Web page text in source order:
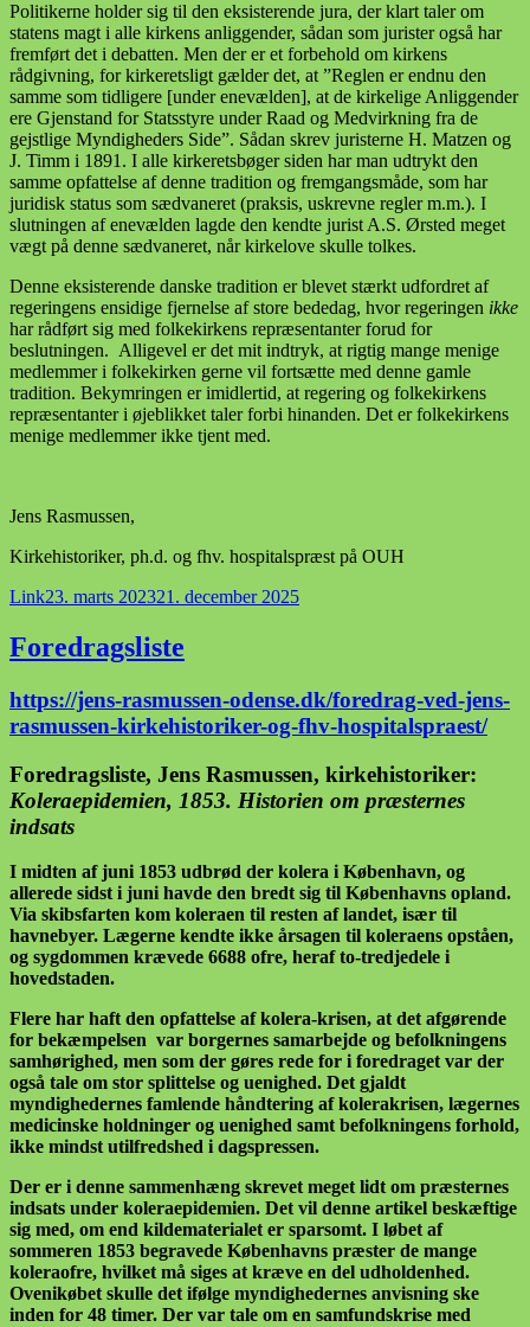
Politikerne holder sig til den eksisterende jura, der klart taler om
statens magt i alle kirkens anliggender, sådan som jurister også har
fremført det i debatten. Men der er et forbehold om kirkens
rådgivning, for kirkeretsligt gælder det, at ”Reglen er endnu den
samme som tidligere [under enevælden], at de kirkelige Anliggender
ere Gjenstand for Statsstyre under Raad og Medvirkning fra de
gejstlige Myndigheders Side”. Sådan skrev juristerne H. Matzen og
J. Timm i 1891. I alle kirkeretsbøger siden har man udtrykt den
samme opfattelse af denne tradition og fremgangsmåde, som har
juridisk status som sædvaneret (praksis, uskrevne regler m.m.). I
slutningen af enevælden lagde den kendte jurist A.S. Ørsted meget
vægt på denne sædvaneret, når kirkelove skulle tolkes.
Denne eksisterende danske tradition er blevet stærkt udfordret af
regeringens ensidige fjernelse af store bededag, hvor regeringen ikke
har rådført sig med folkekirkens repræsentanter forud for
beslutningen. Alligevel er det mit indtryk, at rigtig mange menige
medlemmer i folkekirken gerne vil fortsætte med denne gamle
tradition. Bekymringen er imidlertid, at regering og folkekirkens
repræsentanter i øjeblikket taler forbi hinanden. Det er folkekirkens
menige medlemmer ikke tjent med.
Jens Rasmussen,
Kirkehistoriker, ph.d. og fhv. hospitalspræst på OUH
Format
LinkUdgivet
23. marts 202321. december 2025
Foredragsliste
https://jens-rasmussen-odense.dk/foredrag-ved-jens-
rasmussen-kirkehistoriker-og-fhv-hospitalspraest/
Foredragsliste, Jens Rasmussen, kirkehistoriker:
Koleraepidemien, 1853. Historien om præsternes
indsats
I midten af juni 1853 udbrød der kolera i København, og
allerede sidst i juni havde den bredt sig til Københavns opland.
Via skibsfarten kom koleraen til resten af landet, især til
havnebyer. Lægerne kendte ikke årsagen til koleraens opståen,
og sygdommen krævede 6688 ofre, heraf to-tredjedele i
hovedstaden.
Flere har haft den opfattelse af kolera-krisen, at det afgørende
for bekæmpelsen var borgernes samarbejde og befolkningens
samhørighed, men som der gøres rede for i foredraget var der
også tale om stor splittelse og uenighed. Det gjaldt
myndighedernes famlende håndtering af kolerakrisen, lægernes
medicinske holdninger og uenighed samt befolkningens forhold,
ikke mindst utilfredshed i dagspressen.
Der er i denne sammenhæng skrevet meget lidt om præsternes
indsats under koleraepidemien. Det vil denne artikel beskæftige
sig med, om end kildematerialet er sparsomt. I løbet af
sommeren 1853 begravede Københavns præster de mange
koleraofre, hvilket må siges at kræve en del udholdenhed.
Ovenikøbet skulle det ifølge myndighedernes anvisning ske
inden for 48 timer. Der var tale om en samfundskrise med